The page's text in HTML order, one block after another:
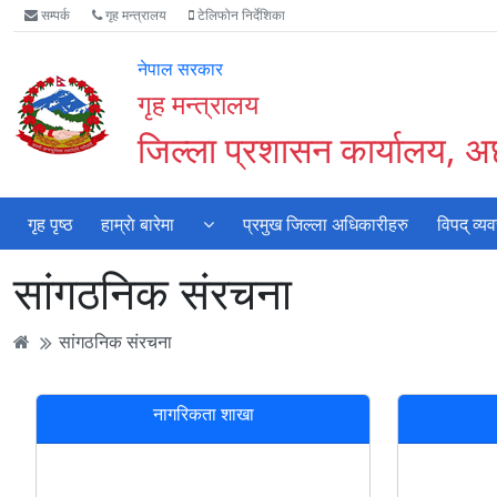
Accessibility
Mode
गर्नुहोस्
मुख्य
सामाग्री
मुख्य
नेभिगेसन
वेबसाइट
खोजमा
सम्पर्क गृह मन्त्रालय टेलिफोन निर्देशिका
नेपाल सरकार
गृह मन्त्रालय
जिल्ला प्रशासन कार्यालय,
गृह पृष्ठ हाम्राे बारेमा प्रमुख जिल्ला अधिकारीहरु विपद्
सांगठनिक संरचना
सांगठनिक संरचना
नागरिकता शाखा